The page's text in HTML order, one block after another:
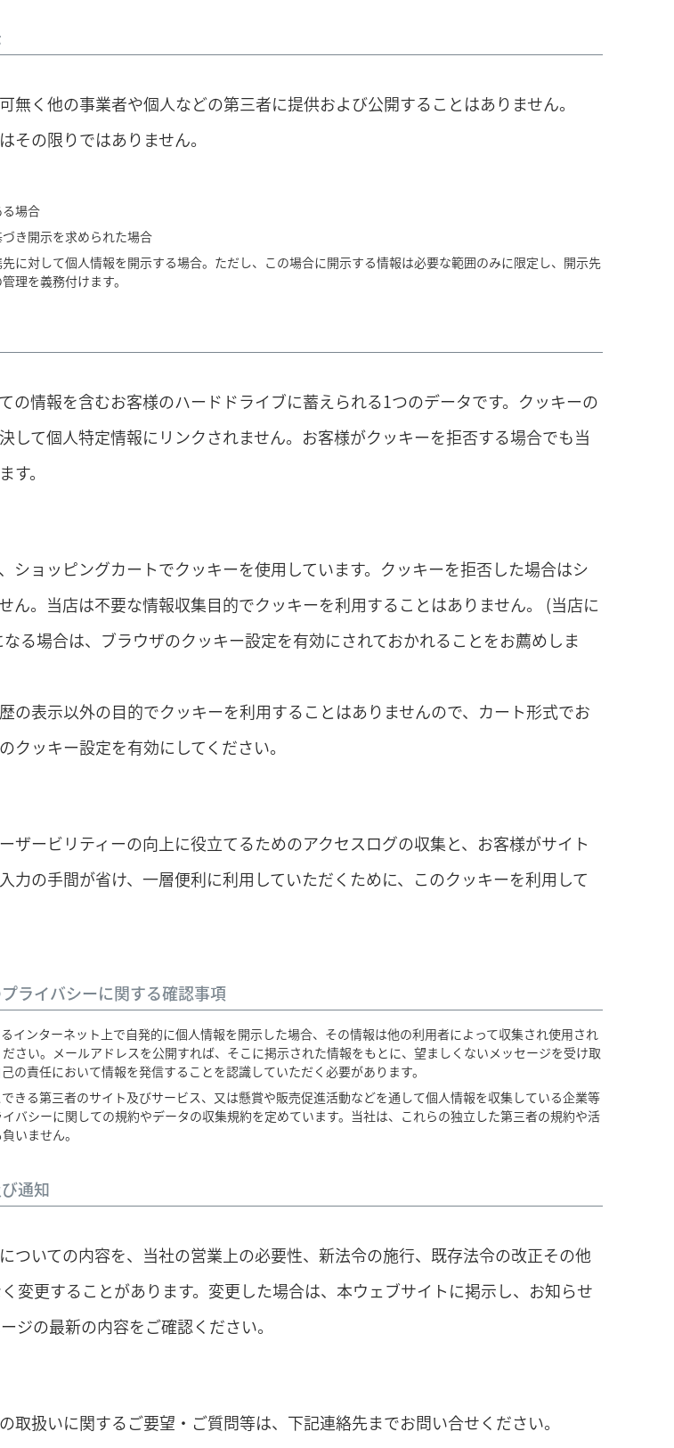
無く他の事業者や個人などの第三者に提供および公開することはありません。
その限りではありません。
場合
き開示を求められた場合
に対して個人情報を開示する場合。ただし、この場合に開示する情報は必要な範囲のみに限定し、開示先
理を義務付けます。
の情報を含むお客様のハードドライブに蓄えられる1つのデータです。クッキーの
して個人特定情報にリンクされません。お客様がクッキーを拒否する場合でも当
す。
ショッピングカートでクッキーを使用しています。クッキーを拒否した場合はシ
ん。当店は不要な情報収集目的でクッキーを利用することはありません。 (当店に
る場合は、ブラウザのクッキー設定を有効にされておかれることをお薦めしま
の表示以外の目的でクッキーを利用することはありませんので、カート形式でお
クッキー設定を有効にしてください。
ザービリティーの向上に役立てるためのアクセスログの収集と、お客様がサイト
力の手間が省け、一層便利に利用していただくために、このクッキーを利用して
ライバシーに関する確認事項
インターネット上で自発的に個人情報を開示した場合、その情報は他の利用者によって収集され使用され
さい。メールアドレスを公開すれば、そこに掲示された情報をもとに、望ましくないメッセージを受け取
の責任において情報を発信することを認識していただく必要があります。
きる第三者のサイト及びサービス、又は懸賞や販売促進活動などを通して個人情報を収集している企業等
バシーに関しての規約やデータの収集規約を定めています。当社は、これらの独立した第三者の規約や活
いません。
通知
ついての内容を、当社の営業上の必要性、新法令の施行、既存法令の改正その他
変更することがあります。変更した場合は、本ウェブサイトに掲示し、お知らせ
ジの最新の内容をご確認ください。
取扱いに関するご要望・ご質問等は、下記連絡先までお問い合せください。